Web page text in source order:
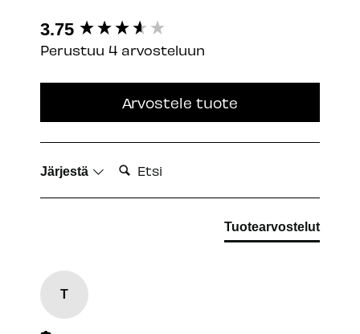
3.75
Perustuu 4 arvosteluun
Arvostele tuote
Järjestä Etsi:
Tuotearvostelut
T
New content loaded